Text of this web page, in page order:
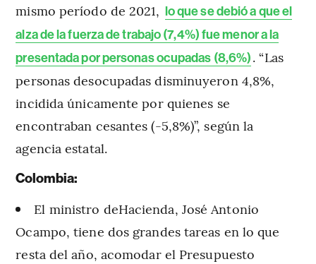
mismo período de 2021, lo que se debió a que el
alza de la fuerza de trabajo (7,4%) fue menor a la
presentada por personas ocupadas (8,6%). “Las
personas desocupadas disminuyeron 4,8%,
incidida únicamente por quienes se
encontraban cesantes (-5,8%)”, según la
agencia estatal.
Colombia:
El ministro deHacienda, José Antonio
Ocampo, tiene dos grandes tareas en lo que
resta del año, acomodar el Presupuesto